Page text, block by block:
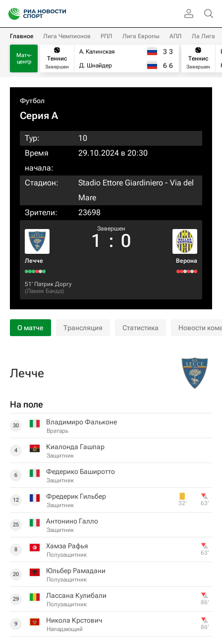
Главное Лига Чемпионов РПЛ Лига Европы АПЛ Ла Лига
Матч-
центр
Теннис
Завершен
А. Калинская
Д. Шнайдер
3 3
6 6
Теннис
Завершен
Футбол
Серия А
Тур:
10
Время
начала:
29.10.2024 в 20:30
Стадион:
Stadio Ettore Giardiniero - Via del
Mare
Зрители:
23698
Лечче
Завершен
1 : 0
Верона
51‎’‎ Патрик Доргу
(Ламек Банда)
О матче Трансляция Статистика Новости
Лечче
На поле
30 Владимиро Фальконе
Вратарь
4 Киалонда Гашпар
Защитник
6 Федерико Баширотто
Защитник
12 Фредерик Гильбер
Защитник 32‎’‎ 63‎’‎
25 Антонино Галло
Защитник
8 Хамза Рафья
Полузащитник 63‎’‎
20 Юльбер Рамадани
Полузащитник
29 Лассана Кулибали
Полузащитник 86‎’‎
9 Никола Крстович
Нападающий 86‎’‎